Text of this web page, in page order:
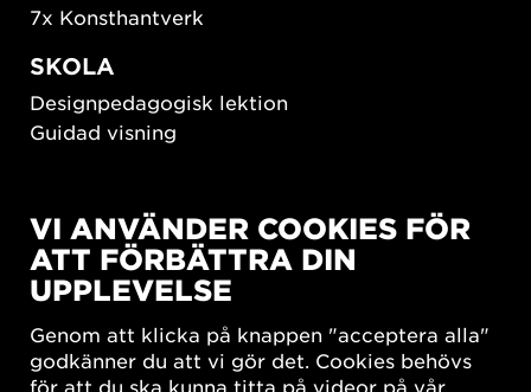
7x Konsthantverk
SKOLA
Designpedagogisk lektion
Guidad visning
New European Bauhaus
SUSTAINORDIC
Share Future Living
What Matter_s
VI ANVÄNDER COOKIES FÖR
ATT FÖRBÄTTRA DIN
UPPLEVELSE
Genom att klicka på knappen "acceptera alla"
godkänner du att vi gör det. Cookies behövs
för att du ska kunna titta på videor på vår